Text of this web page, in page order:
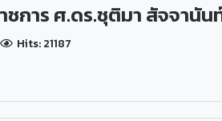
ชการ ศ.ดร.ชุติมา สัจจานัน
Hits: 21187